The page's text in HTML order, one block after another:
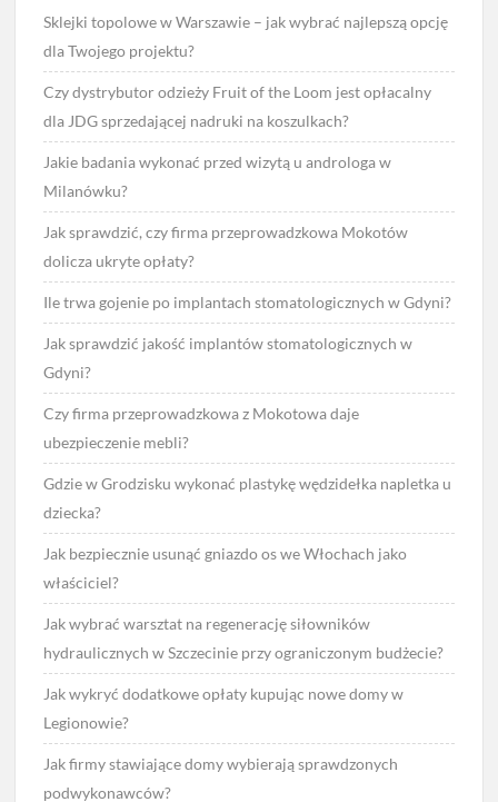
Sklejki topolowe w Warszawie – jak wybrać najlepszą opcję
dla Twojego projektu?
Czy dystrybutor odzieży Fruit of the Loom jest opłacalny
dla JDG sprzedającej nadruki na koszulkach?
Jakie badania wykonać przed wizytą u androloga w
Milanówku?
Jak sprawdzić, czy firma przeprowadzkowa Mokotów
dolicza ukryte opłaty?
Ile trwa gojenie po implantach stomatologicznych w Gdyni?
Jak sprawdzić jakość implantów stomatologicznych w
Gdyni?
Czy firma przeprowadzkowa z Mokotowa daje
ubezpieczenie mebli?
Gdzie w Grodzisku wykonać plastykę wędzidełka napletka u
dziecka?
Jak bezpiecznie usunąć gniazdo os we Włochach jako
właściciel?
Jak wybrać warsztat na regenerację siłowników
hydraulicznych w Szczecinie przy ograniczonym budżecie?
Jak wykryć dodatkowe opłaty kupując nowe domy w
Legionowie?
Jak firmy stawiające domy wybierają sprawdzonych
podwykonawców?